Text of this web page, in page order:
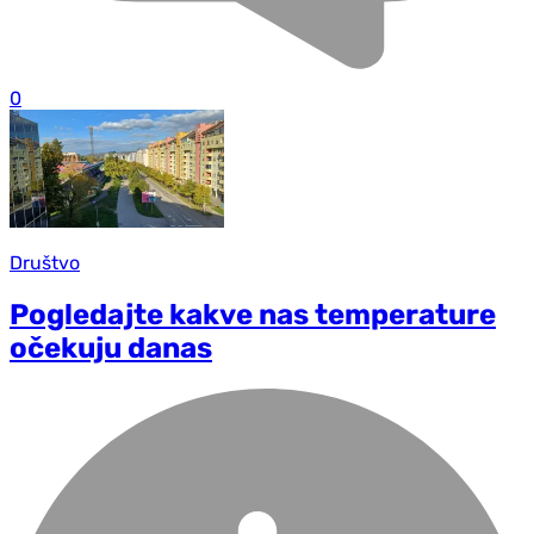
0
Društvo
Pogledajte kakve nas temperature
očekuju danas